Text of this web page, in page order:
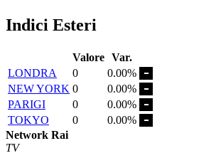
Indici Esteri
Valore Var.
LONDRA
0
0.00%
NEW YORK 0
0.00%
PARIGI
0
0.00%
TOKYO
0
0.00%
Network Rai
TV